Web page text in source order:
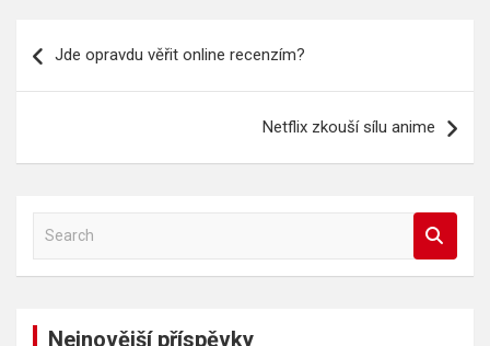
proJde opravdu věřit online recenzím?
Netflix zkouší sílu anime
a
Nejnovější příspěvky